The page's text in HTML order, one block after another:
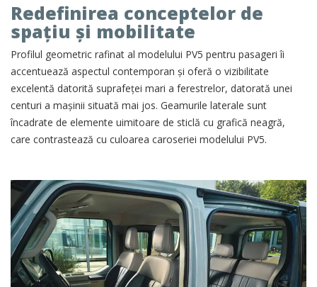
Redefinirea conceptelor de
spațiu și mobilitate
Profilul geometric rafinat al modelului PV5 pentru pasageri îi
accentuează aspectul contemporan și oferă o vizibilitate
excelentă datorită suprafeței mari a ferestrelor, datorată unei
centuri a mașinii situată mai jos. Geamurile laterale sunt
încadrate de elemente uimitoare de sticlă cu grafică neagră,
care contrastează cu culoarea caroseriei modelului PV5.